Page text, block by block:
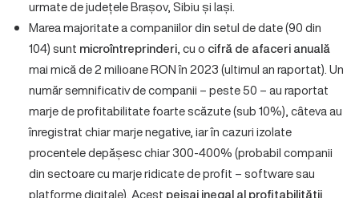
urmate de județele Brașov, Sibiu și Iași.
Marea majoritate a companiilor din setul de date (90 din
104) sunt microîntreprinderi, cu o cifră de afaceri anuală
mai mică de 2 milioane RON în 2023 (ultimul an raportat). Un
număr semnificativ de companii – peste 50 – au raportat
marje de profitabilitate foarte scăzute (sub 10%), câteva au
înregistrat chiar marje negative, iar în cazuri izolate
procentele depășesc chiar 300-400% (probabil companii
din sectoare cu marje ridicate de profit – software sau
platforme digitale). Acest peisaj inegal al profitabilității